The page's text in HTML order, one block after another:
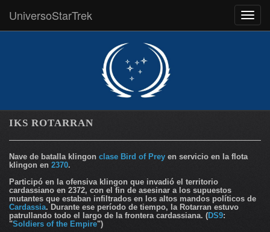
UniversoStarTrek
IKS ROTARRAN
Nave de batalla klingon clase Bird of Prey en servicio en la flota
klingon en 2370.
Participó en la ofensiva klingon que invadió el territorio
cardassiano en 2372, con el fin de asesinar a los supuestos
mutantes que estaban infiltrados en los altos mandos políticos de
Cardassia. Durante ese período de tiempo, la Rotarran estuvo
patrullando todo el largo de la frontera cardassiana. (DS9:
"Soldiers of the Empire")